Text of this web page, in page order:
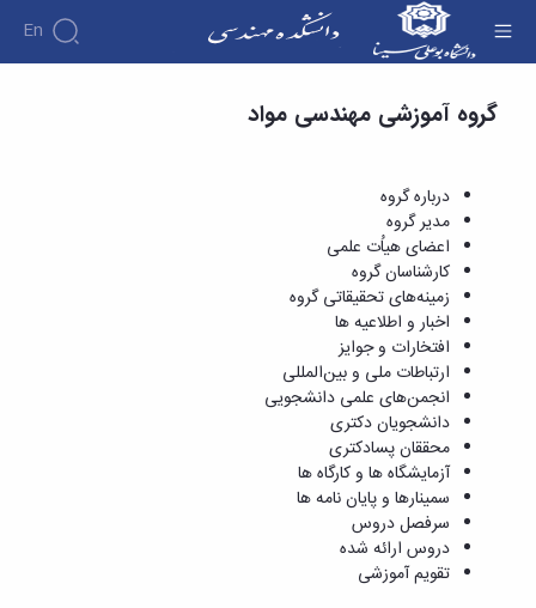
En
دانشکده
تاریخچه
ریاست
دانشکده
روسای
پیشین
افتخارات
آلبوم
عکس
اطلاعات
تماس
سازمان
دانشکده
معاونت
آموزشی
معاونت
پژوهشی
معاونت
کارشناسی
فرم
ها
و
آئین
نامه
ها
آیین‌نامه‌های
معاونت
آموزشی
تحصیلات
تکمیلی
فرم
ها
و
آئین
پژوهش
هفته
پژوهش
کارگاه ها
آزمایشگاه
گروه
برق
گروه
عمران
گروه
مکانیک
گروه
مواد
گروه
صنایع
اساتید
دانشکده
اساتید
بازنشسته
کارکنان
دانشکده
مهندسی
آموزشی
مهندسی
برق
مهندسی
مواد
مهندسی
عمران
مهندسی
صنایع
مهندسی
مکانیک
سمینارها و پایان نامه ها - دانشکده فنی و مهندسی
گروه آموزشی مهندسی مواد
درباره گروه
مدیر گروه
اعضای هیاُت علمی
کارشناسان گروه
زمینه‌های تحقیقاتی گروه
اخبار و اطلاعیه ها
افتخارات و جوایز
ارتباطات ملی و بین‌المللی
انجمن‌های علمی دانشجویی
دانشجویان دکتری
محققان پسادکتری
آزمایشگاه ها و کارگاه ها
سمینارها و پایان نامه ها
سرفصل دروس
دروس ارائه شده
تقویم آموزشی